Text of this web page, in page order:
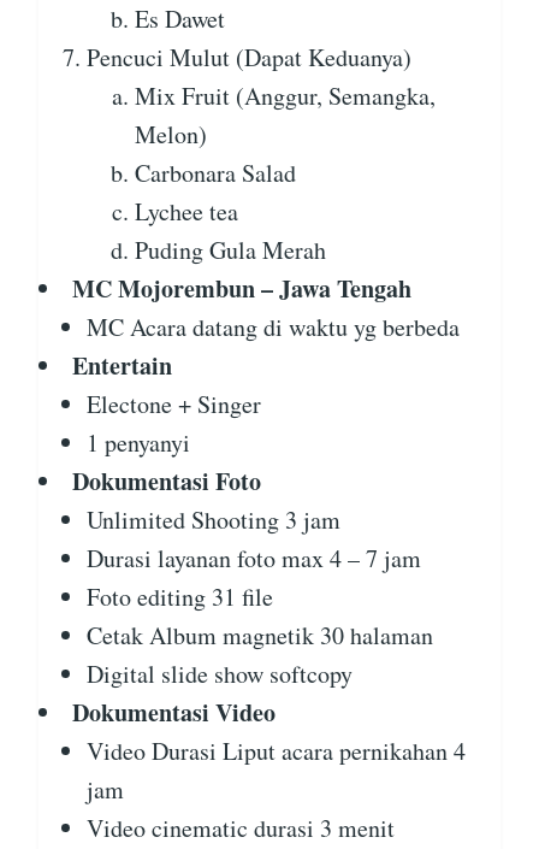
Es Dawet
Pencuci Mulut (Dapat Keduanya)
Mix Fruit (Anggur, Semangka,
Melon)
Carbonara Salad
Lychee tea
Puding Gula Merah
MC Mojorembun – Jawa Tengah
MC Acara datang di waktu yg berbeda
Entertain
Electone + Singer
1 penyanyi
Dokumentasi Foto
Unlimited Shooting 3 jam
Durasi layanan foto max 4 – 7 jam
Foto editing 31 file
Cetak Album magnetik 30 halaman
Digital slide show softcopy
Dokumentasi Video
Video Durasi Liput acara pernikahan 4
jam
Video cinematic durasi 3 menit